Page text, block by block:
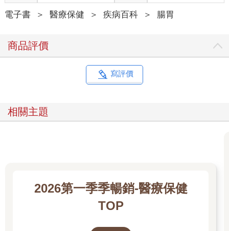
電子書 ＞ 醫療保健 ＞ 疾病百科 ＞ 腸胃
商品評價
寫評價
相關主題
2026第一季季暢銷-醫療保健
TOP